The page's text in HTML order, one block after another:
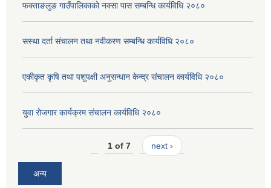
फक्ताङलुङ गाउँपालिकाको नक्सा पास सम्बन्धि कार्यविधि २०८०
सस्था दर्ता संचालन तथा नवीकरण सम्बन्धि कार्यविधि २०८०
एकीकृत कृषि तथा पशुपक्षी अनुसन्धान केन्द्र संचालन कार्यविधि २०८०
युवा रोजगार कार्यक्रम संचालन कार्यविधि २०८०
1 of 7 next ›
अन्य